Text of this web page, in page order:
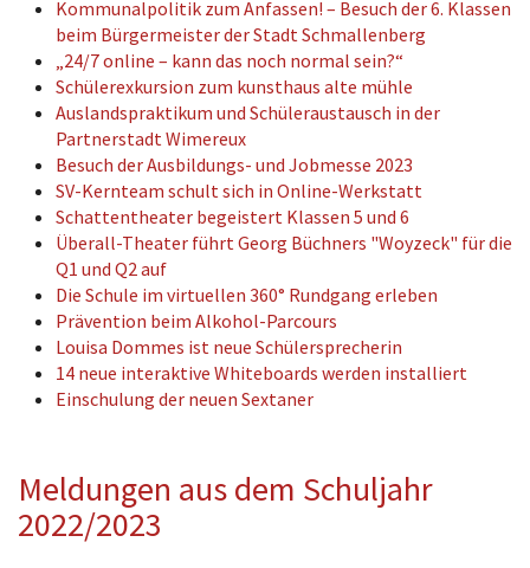
Kommunalpolitik zum Anfassen! – Besuch der 6. Klassen
beim Bürgermeister der Stadt Schmallenberg
„24/7 online – kann das noch normal sein?“
Schülerexkursion zum kunsthaus alte mühle
Auslandspraktikum und Schüleraustausch in der
Partnerstadt Wimereux
Besuch der Ausbildungs- und Jobmesse 2023
SV-Kernteam schult sich in Online-Werkstatt
Schattentheater begeistert Klassen 5 und 6
Überall-Theater führt Georg Büchners "Woyzeck" für die
Q1 und Q2 auf
Die Schule im virtuellen 360° Rundgang erleben
Prävention beim Alkohol-Parcours
Louisa Dommes ist neue Schülersprecherin
14 neue interaktive Whiteboards werden installiert
Einschulung der neuen Sextaner
Meldungen aus dem Schuljahr
2022/2023